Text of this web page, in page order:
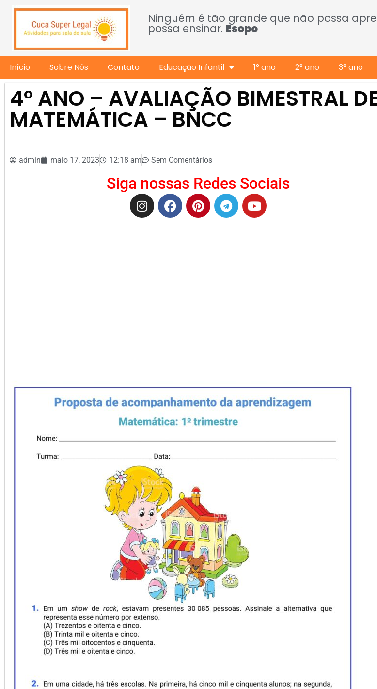
Ninguém é tão grande que não possa
possa ensinar. Esopo
Início Sobre Nós Contato Educação Infantil 1° ano 2° ano 3° ano
4º ANO – AVALIAÇÃO BIMESTRAL
MATEMÁTICA – BNCC
admin maio 17, 2023 12:18 am Sem Comentários
Siga nossas Redes Sociais